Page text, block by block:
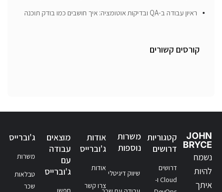
ראיון עבודה ב-QA ובדיקות אוטומציה: איך חושבים כמו בודק תוכנה
קורסים קשורים
JOHN
BRYCE
נשמח
להיות
איתך
קטגוריות
דרושים
דרושים
Cloud ו-
משרות
נוספות
שיווק דיגיטלי
אודות
ג'וברייס
אודות
צרו קשר
מוצאים
עבודה
עם
ג'וברייס
ג'וברייס
משרות
טבלאות
שכר